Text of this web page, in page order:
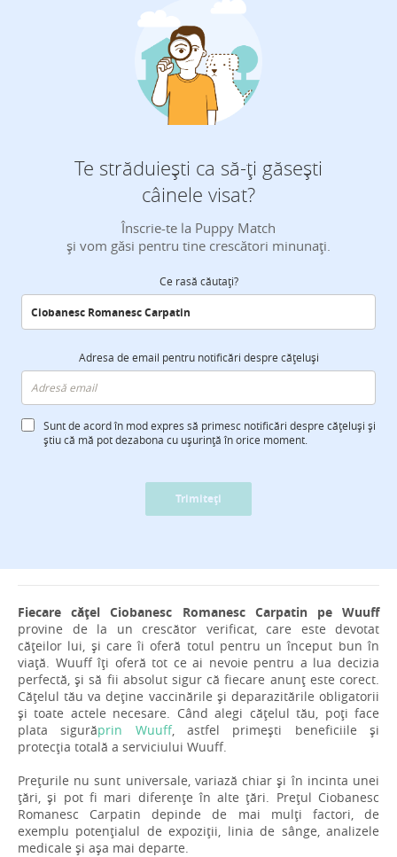
Te străduiești ca să-ți găsești
câinele visat?
Înscrie-te la Puppy Match
și vom găsi pentru tine crescători minunați.
Ce rasă căutați?
Adresa de email pentru notificări despre cățeluși
Sunt de acord în mod expres să primesc notificări despre cățeluși și
știu că mă pot dezabona cu ușurință în orice moment.
Trimiteți
Fiecare cățel Ciobanesc Romanesc Carpatin pe Wuuff
provine de la un crescător verificat, care este devotat
cățeilor lui, și care îi oferă totul pentru un început bun în
viață. Wuuff îți oferă tot ce ai nevoie pentru a lua decizia
perfectă, și să fii absolut sigur că fiecare anunț este corect.
Cățelul tău va deține vaccinările și deparazitările obligatorii
și toate actele necesare. Când alegi cățelul tău, poți face
plata sigurăprin Wuuff, astfel primești beneficiile și
protecția totală a serviciului Wuuff.
Prețurile nu sunt universale, variază chiar și în incinta unei
țări, și pot fi mari diferențe în alte țări. Prețul Ciobanesc
Romanesc Carpatin depinde de mai mulți factori, de
exemplu potențialul de expoziții, linia de sânge, analizele
medicale și așa mai departe.